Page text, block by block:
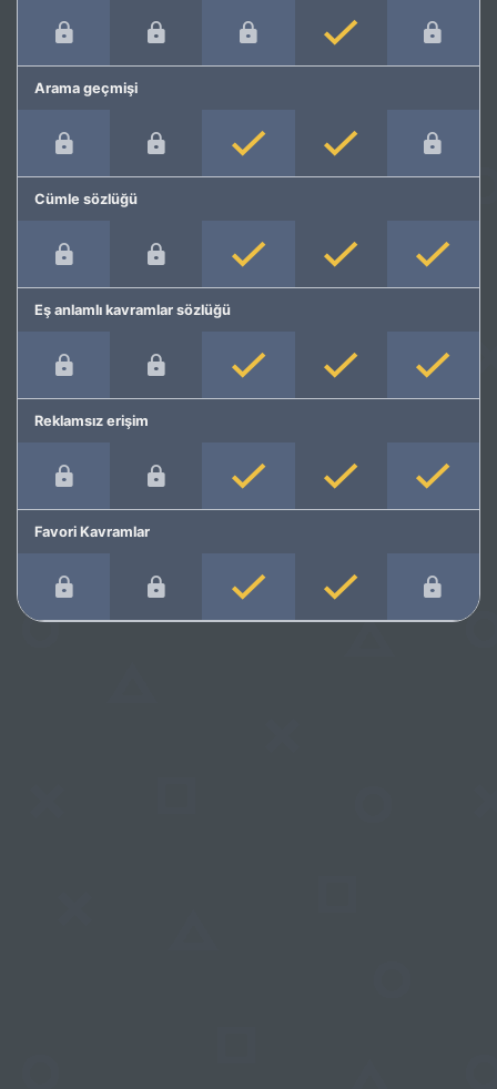
Arama geçmişi
Cümle sözlüğü
Eş anlamlı kavramlar sözlüğü
Reklamsız erişim
Favori Kavramlar